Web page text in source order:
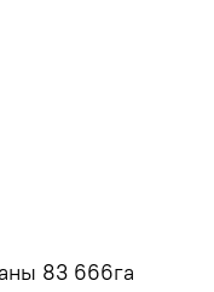
83 666га